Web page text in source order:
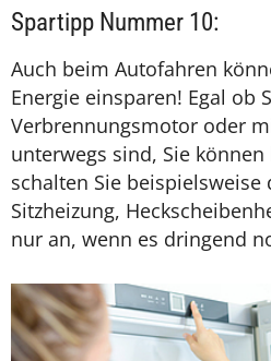
Spartipp Nummer 10:
Auch beim Autofahren
Energie einsparen! Egal ob
Verbrennungsmotor oder
unterwegs sind, Sie
schalten Sie beispielsweise
Sitzheizung,
nur an, wenn es dringend